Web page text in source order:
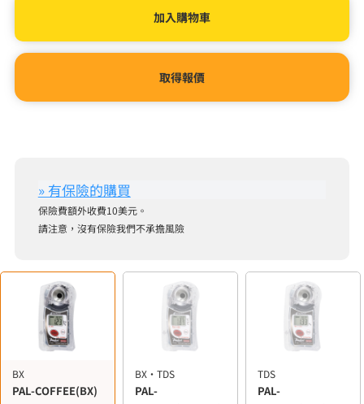
取得報價
保險費額外收費10美元。
請注意，沒有保險我們不承擔風險
BX
PAL-COFFEE(BX)
BX・TDS
PAL-
TDS
PAL-